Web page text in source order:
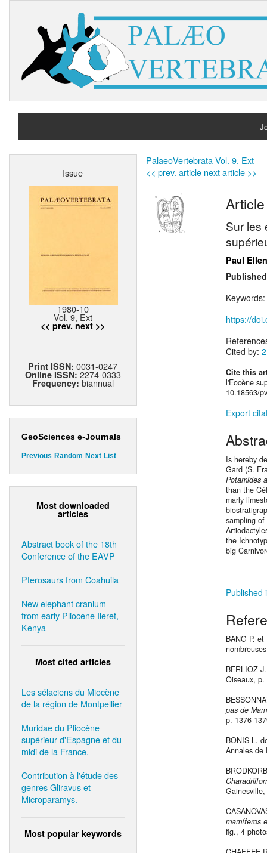
Issue
1980-10
Vol. 9, Ext
<< prev. next >>
Print ISSN:0031-0247
Online ISSN: 2274-0333
Frequency: biannual
GeoSciences e-Journals
Previous Random Next List
Most downloaded
articles
Abstract book of the 18th
Conference of the EAVP
Pterosaurs from Coahuila
New elephant cranium
from early Pliocene Ileret,
Kenya
Most cited articles
Les sélaciens du Miocène
de la région de Montpellier
Muridae du Pliocène
supérieur d'Espagne et du
midi de la France.
Contribution à l'étude des
genres Gliravus et
Microparamys.
Most popular keywords
PalaeoVertebrata Vol. 9, Ext
<< prev. article next article >>
Article
Sur les
Paul
Keywords:
https://
Cited by: 2
Cite this
l'Eocène
10.18563/
Export
Is hereby
Gard (S.
Potamides
than the
marly
sampling of
the
big
Published
BANG P.
BERLIOZ
Oiseaux, p.
pas de
p. 1376-
BONIS L.
Annales de
mamíferos
fig., 4